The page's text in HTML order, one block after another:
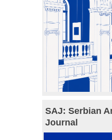
SAJ: Serbian
Journal